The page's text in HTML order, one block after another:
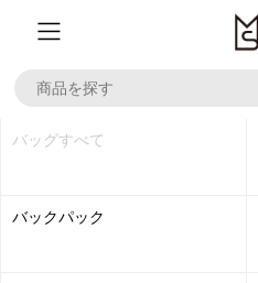
バッグすべて
バックパック